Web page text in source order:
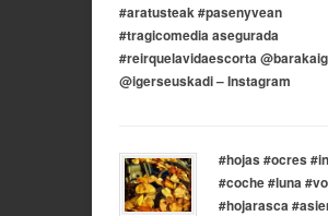
#aratusteak #pasenyvean
#tragicomedia asegurada
#reirquelavidaescorta
@igerseuskadi – Instagram
#hojas #ocres
#coche #luna
#hojarasca